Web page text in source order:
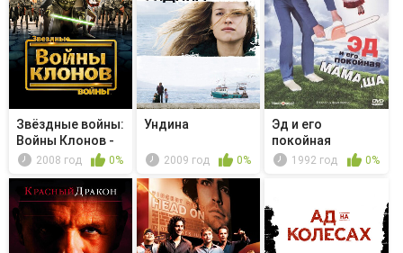
Звёздные войны:
Войны Клонов -
Салаги2008 год 0%
Ундина
2009 год 0%
Эд и его
покойная
мамаша
1992 год 0%